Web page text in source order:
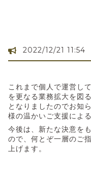
2022/12/21 11:54
これまで個人で運営し
を更なる業務拡大を図
となりましたのでお知
様の温かいご支援によ
今後は、新たな決意を
ので、何とぞ一層のご
上げます。